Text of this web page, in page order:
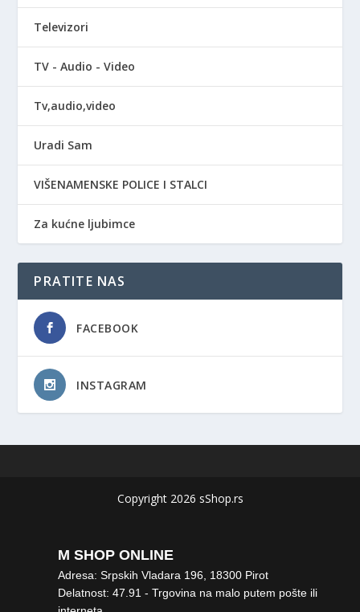
Televizori
TV - Audio - Video
Tv,audio,video
Uradi Sam
VIŠENAMENSKE POLICE I STALCI
Za kućne ljubimce
PRATITE NAS
FACEBOOK
INSTAGRAM
Copyright 2026 sShop.rs
M SHOP ONLINE
Adresa: Srpskih Vladara 196, 18300 Pirot
Delatnost: 47.91 - Trgovina na malo putem pošte ili